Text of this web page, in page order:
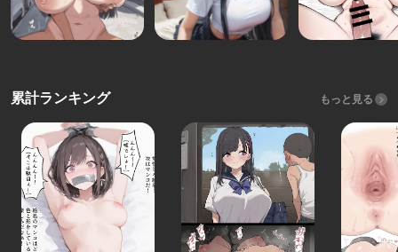
累計ランキング もっと見る